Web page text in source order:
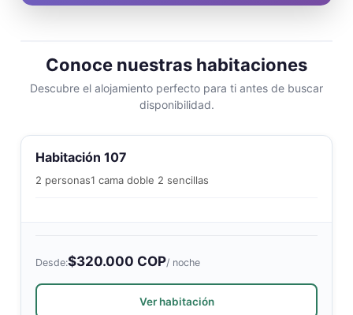
Conoce nuestras habitaciones
Descubre el alojamiento perfecto para ti antes de buscar
disponibilidad.
Habitación 107
2 personas1 cama doble 2 sencillas
Desde:$320.000 COP/ noche
Ver habitación